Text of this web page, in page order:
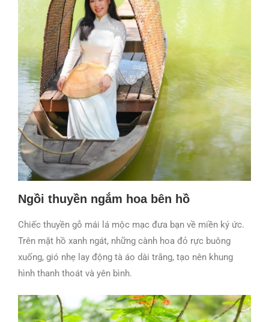
Ngồi thuyền ngắm hoa bên hồ
Chiếc thuyền gỗ mái lá mộc mạc đưa bạn về miền ký ức.
Trên mặt hồ xanh ngát, những cành hoa đỏ rực buông
xuống, gió nhẹ lay động tà áo dài trắng, tạo nên khung
hình thanh thoát và yên bình.